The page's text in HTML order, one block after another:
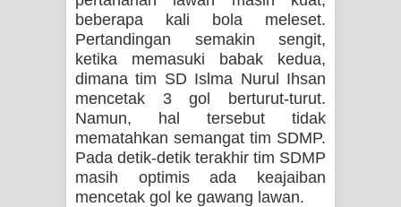
beberapa kali bola meleset.
Pertandingan semakin sengit,
ketika memasuki babak kedua,
dimana tim SD Islma Nurul Ihsan
mencetak 3 gol berturut-turut.
Namun, hal tersebut tidak
mematahkan semangat tim SDMP.
Pada detik-detik terakhir tim SDMP
masih optimis ada keajaiban
mencetak gol ke gawang lawan.